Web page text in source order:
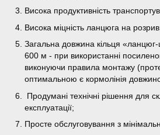
Висока продуктивність
Висока міцність ланцюга на
Загальна довжина кільця
600 м - при використанні
виконуючи правила монтажу
оптимальною є кормолінія
Продумані технічні рішення для
експлуатації;
Просте обслуговування з